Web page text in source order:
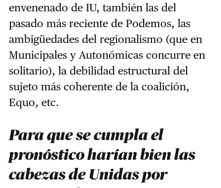
envenenado de IU, también las del
pasado más reciente de Podemos, las
ambigüedades del regionalismo (que en
Municipales y Autonómicas concurre en
solitario), la debilidad estructural del
sujeto más coherente de la coalición,
Equo, etc.
Para que se cumpla el
pronóstico harían bien las
cabezas de Unidas por